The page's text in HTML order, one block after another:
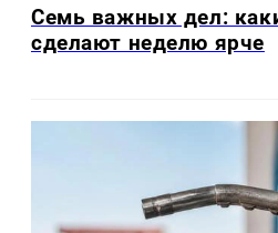
Семь важных дел:
сделают неделю ярче